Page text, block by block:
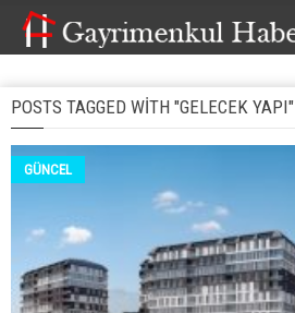
POSTS TAGGED WITH "GELECEK YAPI"
GÜNCEL